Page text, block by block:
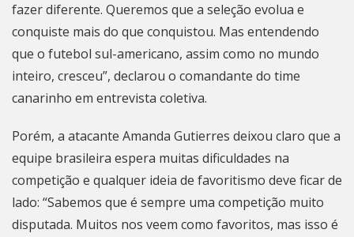
fazer diferente. Queremos que a seleção evolua e
conquiste mais do que conquistou. Mas entendendo
que o futebol sul-americano, assim como no mundo
inteiro, cresceu”, declarou o comandante do time
canarinho em entrevista coletiva.
Porém, a atacante Amanda Gutierres deixou claro que a
equipe brasileira espera muitas dificuldades na
competição e qualquer ideia de favoritismo deve ficar de
lado: “Sabemos que é sempre uma competição muito
disputada. Muitos nos veem como favoritos, mas isso é